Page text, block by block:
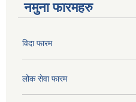
नमुना फारमहरु
विदा फारम
लोक सेवा फारम